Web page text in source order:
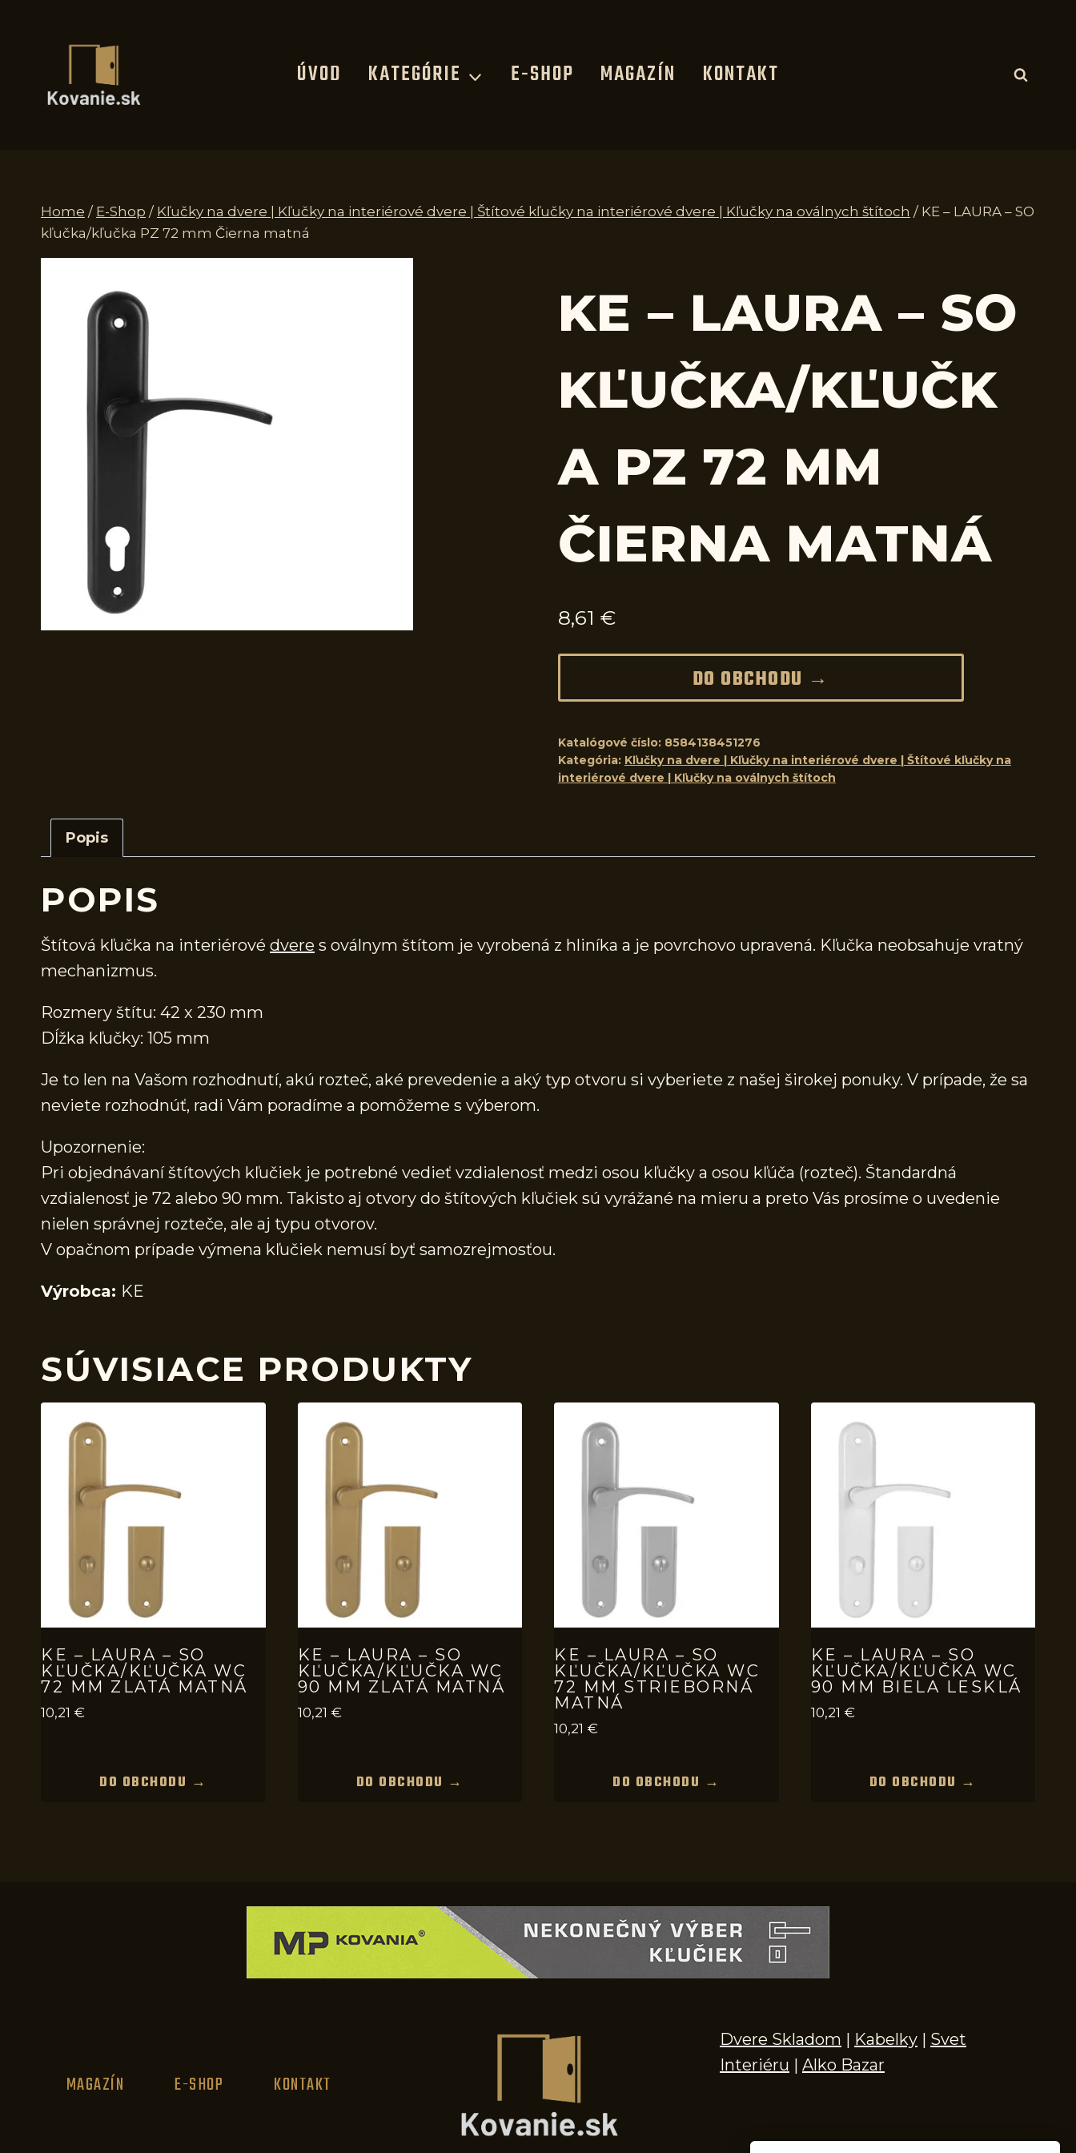
ÚVOD KATEGÓRIE E-SHOP MAGAZÍN KONTAKT
Home / E-Shop / Kľučky na dvere | Kľučky na interiérové dvere | Štítové kľučky na interiérové dvere | Kľučky na oválnych štítoch / KE – LAURA – SO
kľučka/kľučka PZ 72 mm Čierna matná
KE – LAURA – SO
KĽUČKA/KĽUČK
A PZ 72 MM
ČIERNA MATNÁ
8,61 €
DO OBCHODU →
Katalógové číslo: 8584138451276
Kategória: Kľučky na dvere | Kľučky na interiérové dvere | Štítové kľučky na
interiérové dvere | Kľučky na oválnych štítoch
Popis
POPIS
Štítová kľučka na interiérové dvere s oválnym štítom je vyrobená z hliníka a je povrchovo upravená. Kľučka neobsahuje vratný
mechanizmus.
Rozmery štítu: 42 x 230 mm
Dĺžka kľučky: 105 mm
Je to len na Vašom rozhodnutí, akú rozteč, aké prevedenie a aký typ otvoru si vyberiete z našej širokej ponuky. V prípade, že sa
neviete rozhodnúť, radi Vám poradíme a pomôžeme s výberom.
Upozornenie:
Pri objednávaní štítových kľučiek je potrebné vedieť vzdialenosť medzi osou kľučky a osou kľúča (rozteč). Štandardná
vzdialenosť je 72 alebo 90 mm. Takisto aj otvory do štítových kľučiek sú vyrážané na mieru a preto Vás prosíme o uvedenie
nielen správnej rozteče, ale aj typu otvorov.
V opačnom prípade výmena kľučiek nemusí byť samozrejmosťou.
Výrobca: KE
SÚVISIACE PRODUKTY
KE – LAURA – SO
KĽUČKA/KĽUČKA WC
72 MM ZLATÁ MATNÁ
10,21 €
DO OBCHODU →
KE – LAURA – SO
KĽUČKA/KĽUČKA WC
90 MM ZLATÁ MATNÁ
10,21 €
DO OBCHODU →
KE – LAURA – SO
KĽUČKA/KĽUČKA WC
72 MM STRIEBORNÁ
MATNÁ
10,21 €
DO OBCHODU →
KE – LAURA – SO
KĽUČKA/KĽUČKA WC
90 MM BIELA LESKLÁ
10,21 €
DO OBCHODU →
MAGAZÍN E-SHOP KONTAKT
Dvere Skladom | Kabelky | Svet
Interiéru | Alko Bazar